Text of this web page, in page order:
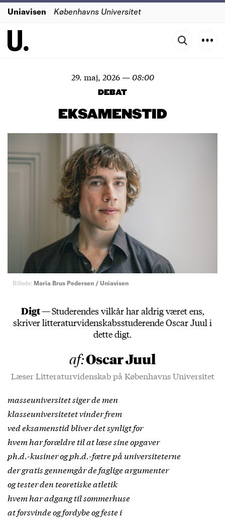
Uniavisen Københavns Universitet
29. maj, 2026—08:00
DEBAT
EKSAMENSTID
Billede: Maria Brus Pedersen / Uniavisen
Digt —Studerendes vilkår har aldrig været ens,
skriver litteraturvidenskabsstuderende Oscar Juul i
dette digt.
af:Oscar Juul
Læser Litteraturvidenskab på Københavns Universitet
masseuniversitet siger de men
klasseuniversitetet vinder frem
ved eksamenstid bliver det synligt for
hvem har forældre til at læse sine opgaver
ph.d.-kusiner og ph.d.-fætre på universiteterne
der gratis gennemgår de faglige argumenter
og tester den teoretiske atletik
hvem har adgang til sommerhuse
at forsvinde og fordybe og feste i